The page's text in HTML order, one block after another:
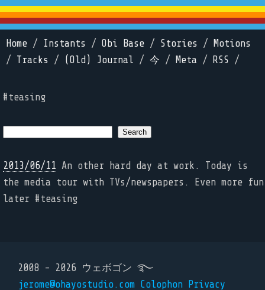
Home / Instants / Obi Base / Stories /
Motions
/ Tracks / (Old) Journal / 今 / Meta / RSS /
#teasing
2013/06/11 An other hard day at work. Today is
the media tour with TVs/newspapers. Even more fun
later #teasing
2008 - 2026 ウェボゴン ࿐
jerome@ohayostudio.com Colophon Privacy